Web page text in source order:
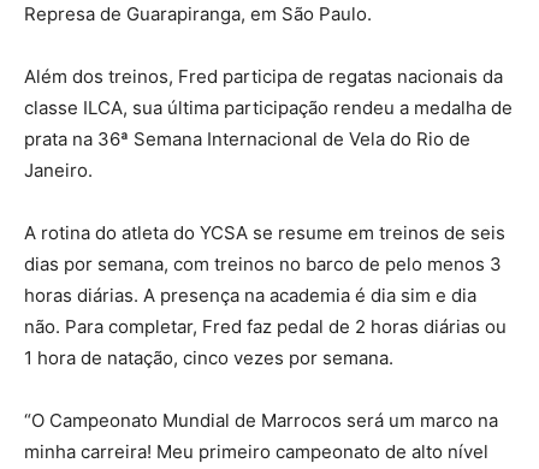
Represa de Guarapiranga, em São Paulo.
Além dos treinos, Fred participa de regatas nacionais da
classe ILCA, sua última participação rendeu a medalha de
prata na 36ª Semana Internacional de Vela do Rio de
Janeiro.
A rotina do atleta do YCSA se resume em treinos de seis
dias por semana, com treinos no barco de pelo menos 3
horas diárias. A presença na academia é dia sim e dia
não. Para completar, Fred faz pedal de 2 horas diárias ou
1 hora de natação, cinco vezes por semana.
“O Campeonato Mundial de Marrocos será um marco na
minha carreira! Meu primeiro campeonato de alto nível